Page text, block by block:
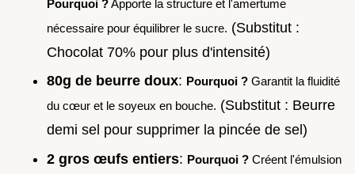
Pourquoi ?Apporte la structure et l'amertume
nécessaire pour équilibrer le sucre. (Substitut :
Chocolat 70% pour plus d'intensité)
80g de beurre doux: Pourquoi ? Garantit la fluidité
du cœur et le soyeux en bouche. (Substitut : Beurre
demi sel pour supprimer la pincée de sel)
2 gros œufs entiers: Pourquoi ? Créent l'émulsion